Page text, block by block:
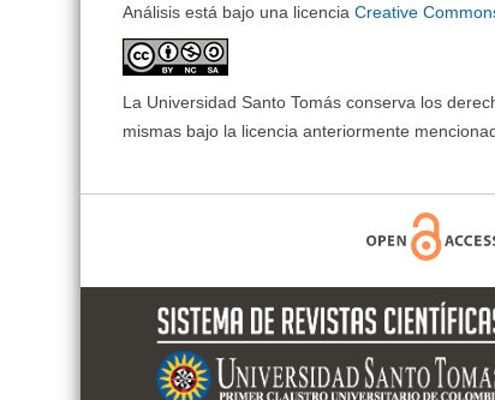
Análisis está bajo una licenciaCreative
La Universidad Santo Tomás conserva los
mismas bajo la licencia anteriormente